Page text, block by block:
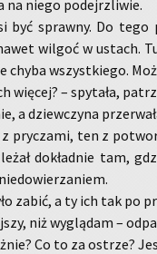
na niego po­dejrz­li­wie.
być spraw­ny. Do tego
wil­goć w ustach.
chyba wszyst­kie­go.
wię­cej? – spy­ta­ła,
a dziew­czy­na
pry­cza­mi, ten z
do­kład­nie tam,
zabić, a ty ich tak po
niż wy­glą­dam –
Co to za ostrze?